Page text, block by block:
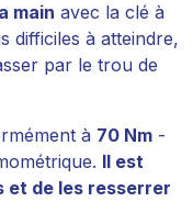
main avec la clé à
difficiles à atteindre,
par le trou de
à 70 Nm -
Il est
et de les resserrer